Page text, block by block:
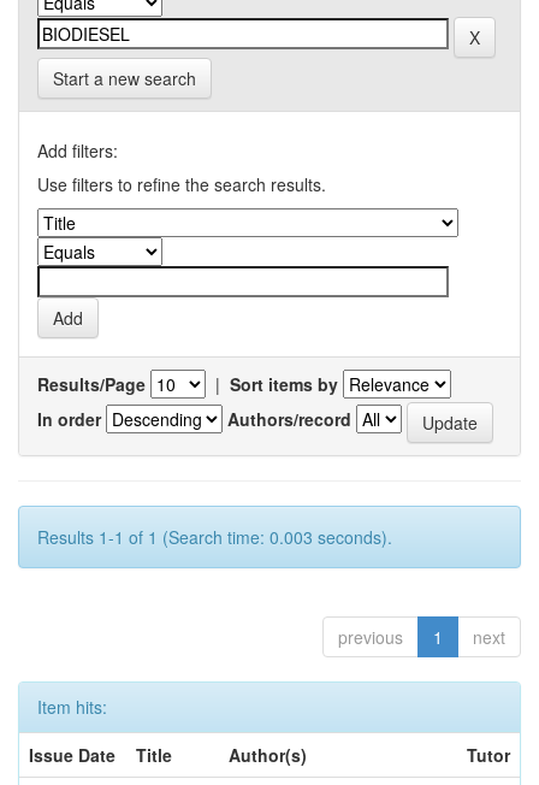
Start a new search
Add filters:
Use filters to refine the search results.
Results/Page | Sort items by
In order
Authors/record
Results 1-1 of 1 (Search time: 0.003 seconds).
previous 1 next
Item hits:
Issue Date
Title Author(s)
Tutor